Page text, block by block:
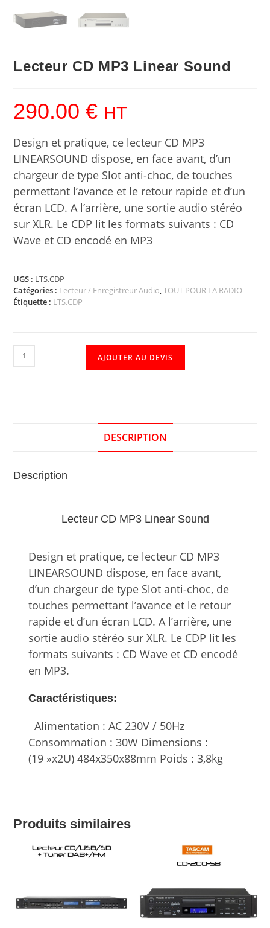
Lecteur CD MP3 Linear Sound
290.00€ HT
Design et pratique, ce lecteur CD MP3
LINEARSOUND dispose, en face avant, d’un
chargeur de type Slot anti-choc, de touches
permettant l’avance et le retour rapide et d’un
écran LCD. A l’arrière, une sortie audio stéréo
sur XLR. Le CDP lit les formats suivants : CD
Wave et CD encodé en MP3
UGS : LTS.CDP
Catégories : Lecteur / Enregistreur Audio ,TOUT POUR LA RADIO
Étiquette : LTS.CDP
AJOUTER AU DEVIS
DESCRIPTION
Description
Lecteur CD MP3 Linear Sound
Design et pratique, ce lecteur CD MP3
LINEARSOUND dispose, en face avant,
d’un chargeur de type Slot anti-choc, de
touches permettant l’avance et le retour
rapide et d’un écran LCD. A l’arrière, une
sortie audio stéréo sur XLR. Le CDP lit les
formats suivants : CD Wave et CD encodé
en MP3.
Caractéristiques:
Alimentation : AC 230V / 50Hz
Consommation : 30W Dimensions :
(19 »x2U) 484x350x88mm Poids : 3,8kg
Produits similaires